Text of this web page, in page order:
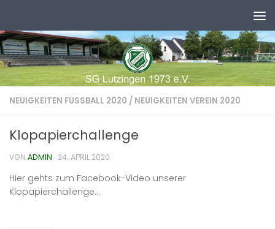
NEUIGKEITEN FUSSBALL 2020 / NEUIGKEITEN VEREIN 2020
Klopapierchallenge
VON ADMIN · 24. APRIL 2020
Hier gehts zum Facebook-Video unserer
Klopapierchallenge…